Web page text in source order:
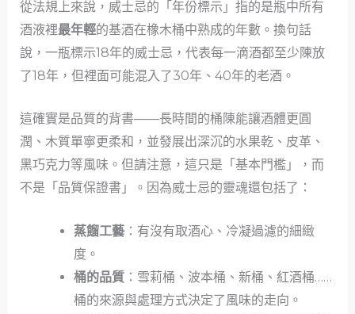
從法規上來說，威士忌的「年份標示」指的是瓶中所有
酒液裡最年輕的基酒在橡木桶中熟成的年數。換句話
說，一瓶標示18年的威士忌，代表每一滴酒都至少陳放
了18年，但裡面可能混入了30年、40年的老酒。
這確實是品質的背書——長時間的桶陳能讓酒體更圓
潤、木質單寧更柔和，並發展出深沉的水果乾、皮革、
黑巧克力等風味。但請注意，這只是「基本門檻」，而
不是「品質保證書」。因為威士忌的靈魂還包括了：
蒸餾工藝 ：有沒有取酒心、冷凝過濾的細緻
度。
桶的品質 ：雪莉桶、波本桶、新桶、紅酒桶……
桶的來源與處理方式決定了風味的走向。